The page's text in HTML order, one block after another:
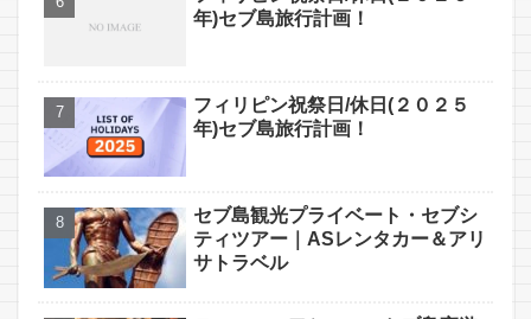
年)セブ島旅行計画！
フィリピン祝祭日/休日(２０２５
年)セブ島旅行計画！
セブ島観光プライベート・セブシ
ティツアー｜ASレンタカー＆アリ
サトラベル